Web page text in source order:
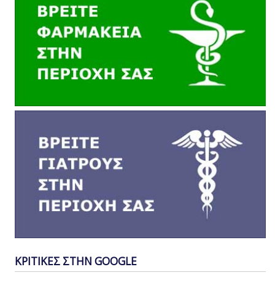
ΚΡΙΤΙΚΕΣ ΣΤΗΝ GOOGLE